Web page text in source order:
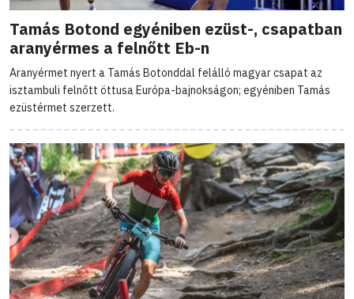
Tamás Botond egyéniben ezüst-, csapatban
aranyérmes a felnőtt Eb-n
Aranyérmet nyert a Tamás Botonddal felálló magyar csapat az
isztambuli felnőtt öttusa Európa-bajnokságon; egyéniben Tamás
ezüstérmet szerzett.